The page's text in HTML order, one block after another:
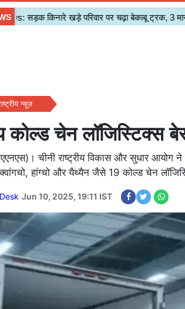
न्यूज़
कोल्ड चेन लॉजिस्टिक्स
चीनी राष्ट्रीय विकास और सुधार आयोग
हांग्चो और यैथ्यैन जैसे 19 कोल्ड चेन
Jun 10, 2025, 19:11 IST